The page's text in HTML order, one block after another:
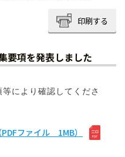
印刷する
要項を発表しました
により確認してくださ
ファイル 1MB）